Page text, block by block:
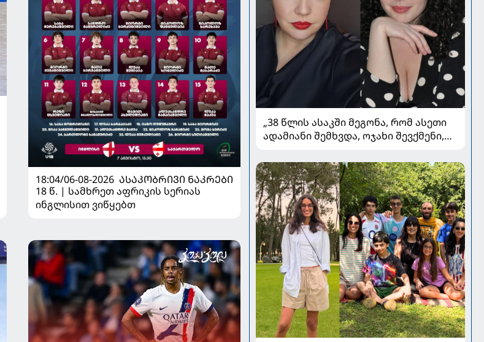
18:04/06-08-2026 ᲐᲡᲐᲙᲝᲑᲠᲘᲕᲘ ᲜᲐᲙᲠᲔᲑᲘ
18 წ. | სამხრეთ აფრიკის სერიას
ინგლისით ვიწყებთ
„38 წლის ასაკში მეგონა, რომ ასეთი
ადამიანი შემხვდა, ოჯახი შევქმენი,
ოჯახსა და განქორწინებაზე